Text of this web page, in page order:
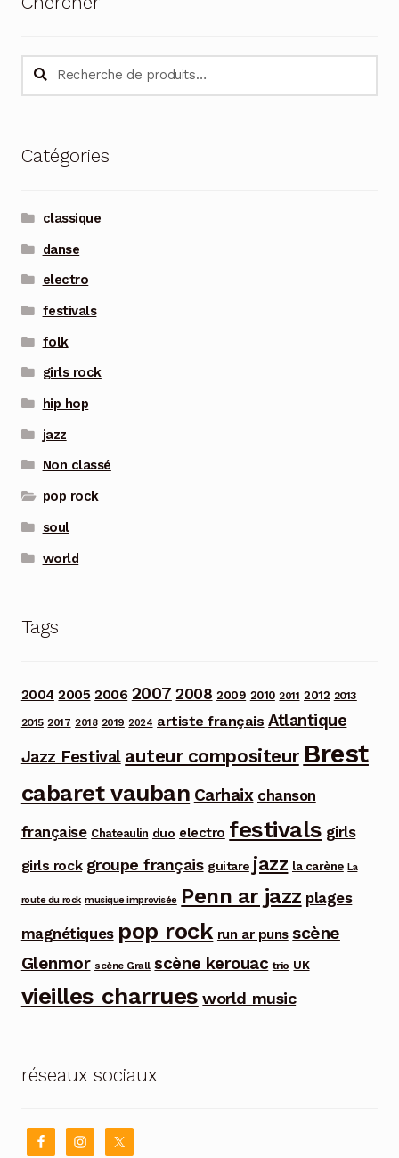
Recherche
pour :
Recherche
Catégories
classique
danse
electro
festivals
folk
girls rock
hip hop
jazz
Non classé
pop rock
soul
world
Tags
2004 2005 2006 2007 2008 2009 2010 2011 2012 2013
2015 2017 2018 2019 2024 artiste français Atlantique
Jazz Festival auteur compositeur Brest
cabaret vauban Carhaix chanson
française Chateaulin duo electro festivals girls
girls rock groupe français guitare jazz la carène La
route du rock musique improvisée Penn ar jazz plages
magnétiques pop rock run ar puns scène
Glenmor scène Grall scène kerouac trio UK
vieilles charrues world music
réseaux sociaux